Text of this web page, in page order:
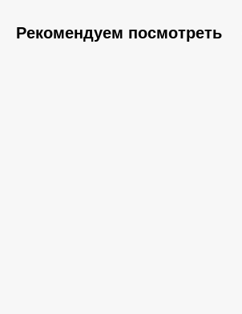
Рекомендуем посмотреть